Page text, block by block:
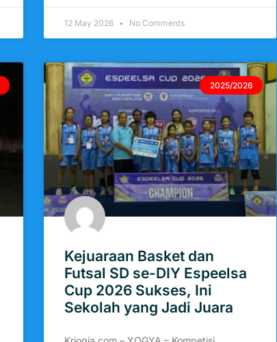
12 May 2026 No Comments
2025/2026
Kejuaraan Basket dan
Futsal SD se-DIY Espeelsa
Cup 2026 Sukses, Ini
Sekolah yang Jadi Juara